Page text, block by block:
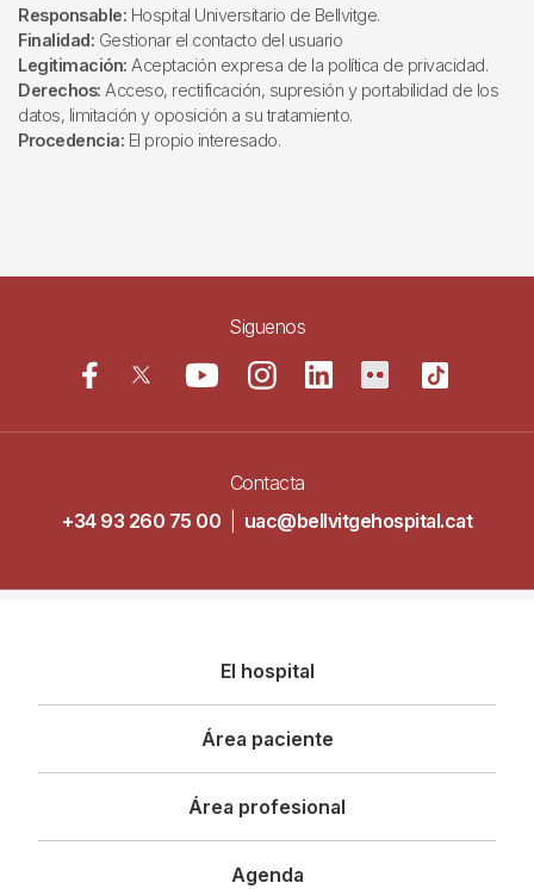
Responsable: Hospital Universitario de Bellvitge.
Finalidad: Gestionar el contacto del usuario
Legitimación: Aceptación expresa de la política de privacidad.
Derechos: Acceso, rectificación, supresión y portabilidad de los
datos, limitación y oposición a su tratamiento.
Procedencia: El propio interesado.
Siguenos
Contacta
+34 93 260 75 00
uac@bellvitgehospital.cat
principal
El hospital
Área paciente
Área profesional
Agenda